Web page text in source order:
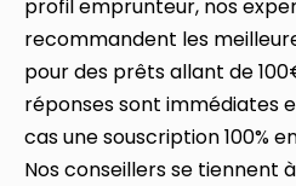
profil emprunteur, nos
recommandent les
pour des prêts allant de
réponses sont immédiates
cas une souscription 100%
Nos conseillers se tiennent